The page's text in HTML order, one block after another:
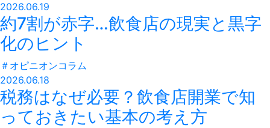
2026.06.19
約7割が赤字…飲食店の現実と黒字
化のヒント
＃ オピニオンコラム
2026.06.18
税務はなぜ必要？飲食店開業で知
っておきたい基本の考え方